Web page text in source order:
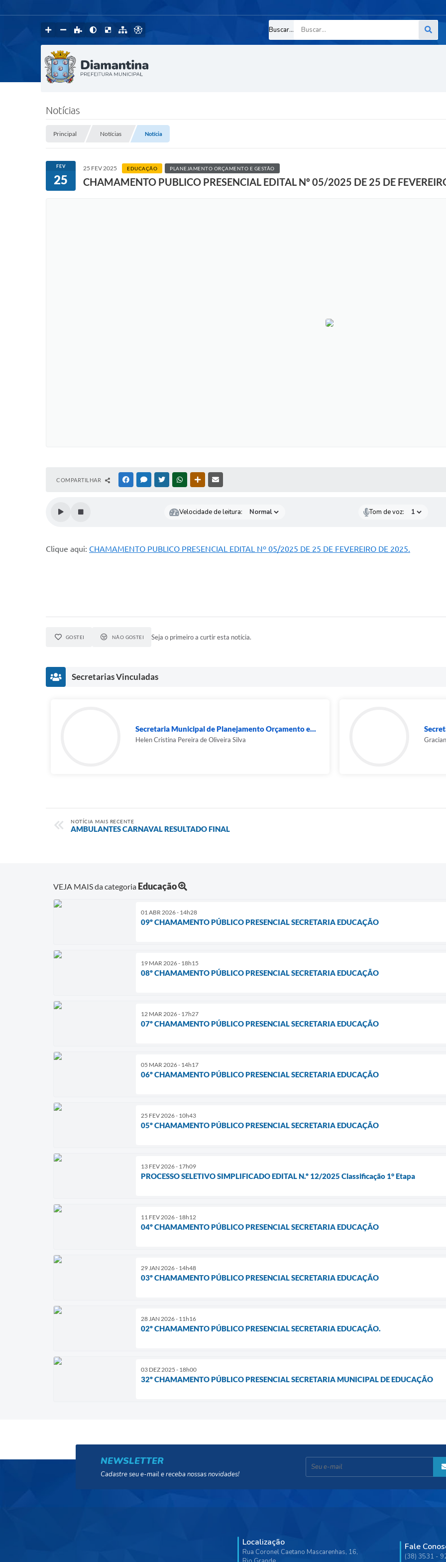
Buscar...
Notícias
Principal Notícias Notícia
FEV
25
25 FEV 2025 EDUCAÇÃO PLANEJAMENTO ORÇAMENTO E GESTÃO
CHAMAMENTO PUBLICO PRESENCIAL EDITAL Nº 05/2025 DE 25 DE
COMPARTILHAR FACEBOOKMESSENGER
TWITTERWHATSAPPOUTRAS MÍDIAS
Velocidade de leitura: Tom de voz:
Clique aqui: CHAMAMENTO PUBLICO PRESENCIAL EDITAL Nº 05/2025 DE 25 DE FEVEREIRO DE 2025.
GOSTEI NÃO GOSTEI Seja o primeiro a curtir esta notícia.
Secretarias Vinculadas
Secretaria Municipal de Planejamento Orçamento e...
Helen Cristina Pereira de Oliveira Silva
NOTÍCIA MAIS RECENTE
AMBULANTES CARNAVAL RESULTADO FINAL
VEJA MAIS da categoria Educação
01 ABR 2026 - 14h28
09º CHAMAMENTO PÚBLICO PRESENCIAL SECRETARIA EDUCAÇÃO
19 MAR 2026 - 18h15
08º CHAMAMENTO PÚBLICO PRESENCIAL SECRETARIA EDUCAÇÃO
12 MAR 2026 - 17h27
07º CHAMAMENTO PÚBLICO PRESENCIAL SECRETARIA EDUCAÇÃO
05 MAR 2026 - 14h17
06º CHAMAMENTO PÚBLICO PRESENCIAL SECRETARIA EDUCAÇÃO
25 FEV 2026 - 10h43
05º CHAMAMENTO PÚBLICO PRESENCIAL SECRETARIA EDUCAÇÃO
13 FEV 2026 - 17h09
PROCESSO SELETIVO SIMPLIFICADO EDITAL N.º 12/2025 Classificação 1° Etapa
11 FEV 2026 - 18h12
04º CHAMAMENTO PÚBLICO PRESENCIAL SECRETARIA EDUCAÇÃO
29 JAN 2026 - 14h48
03º CHAMAMENTO PÚBLICO PRESENCIAL SECRETARIA EDUCAÇÃO
28 JAN 2026 - 11h16
02º CHAMAMENTO PÚBLICO PRESENCIAL SECRETARIA EDUCAÇÃO.
03 DEZ 2025 - 18h00
32º CHAMAMENTO PÚBLICO PRESENCIAL SECRETARIA MUNICIPAL DE EDUCAÇÃO
NEWSLETTER
Cadastre seu e-mail e receba nossas novidades!
Localização
Rua Coronel Caetano Mascarenhas, 16,
Fale
(38) 3531 -